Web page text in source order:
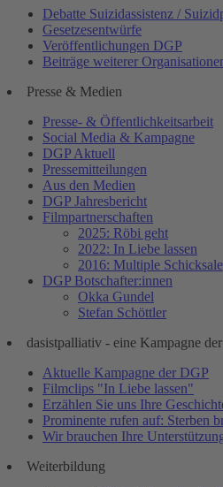
Debatte Suizidassistenz /
Gesetzesentwürfe
Veröffentlichungen DGP
Beiträge weiterer
Presse & Medien
Presse- & Öffentlichkeitsarbeit
Social Media & Kampagne
DGP Aktuell
Pressemitteilungen
Aus den Medien
DGP Jahresbericht
Filmpartnerschaften
2025: Röbi geht
2022: In Liebe lassen
2016: Multiple Schicksale
DGP Botschafter:innen
Okka Gundel
Stefan Schöttler
dasistpalliativ - eine Kampagne
Aktuelle Kampagne der DGP
Filmclips "In Liebe lassen"
Erzählen Sie uns Ihre
Prominente rufen auf: Sterben
Wir brauchen Ihre
Weiterbildung